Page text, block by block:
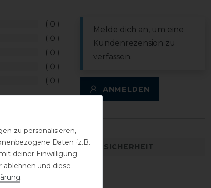
0
0
0
0
0
Melde dich an, um eine
Kundenrezension zu
verfassen.
ANMELDEN
DETAILS ZUR PRODUKTSICHERHEIT
zu personalisieren,
Daten (z.B.
deiner Einwilligung
und diese
.